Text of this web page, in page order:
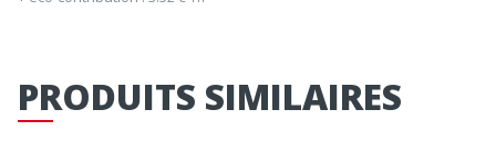
PRODUITS SIMILAIRES